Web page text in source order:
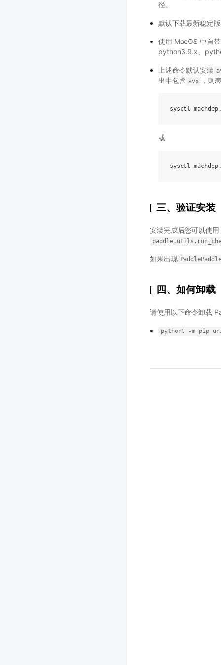
径。
默认下载最新稳定
使用 MacOS 中自
python3.9.x、
上述命令默认安装
出中包含 avx ，则
sysctl machdep.
或
sysctl machdep.
三、验证安装
安装完成后您可以使用
如果出现 PaddlePaddle
四、如何卸载
请使用以下命令卸载
python3 -m pip